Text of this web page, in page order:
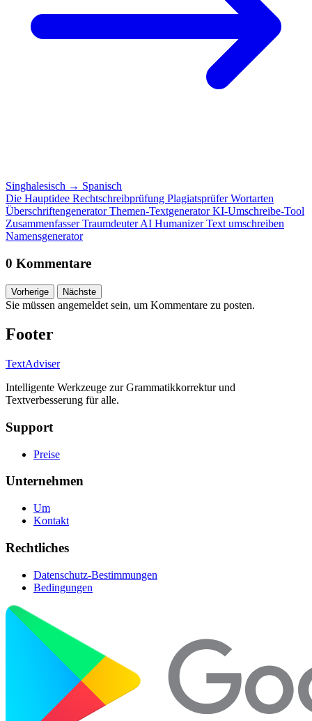
Singhalesisch → Spanisch
Die Hauptidee Rechtschreibprüfung PlagiatsprüferWortarten
ÜberschriftengeneratorThemen-TextgeneratorKI-Umschreibe-Tool
ZusammenfasserTraumdeuterAI HumanizerText umschreiben
Namensgenerator
0 Kommentare
Vorherige Nächste
Sie müssen angemeldet sein, um Kommentare zu posten.
Footer
TextAdviser
Intelligente Werkzeuge zur Grammatikkorrektur und
Textverbesserung für alle.
Support
Preise
Unternehmen
Um
Kontakt
Rechtliches
Datenschutz-Bestimmungen
Bedingungen